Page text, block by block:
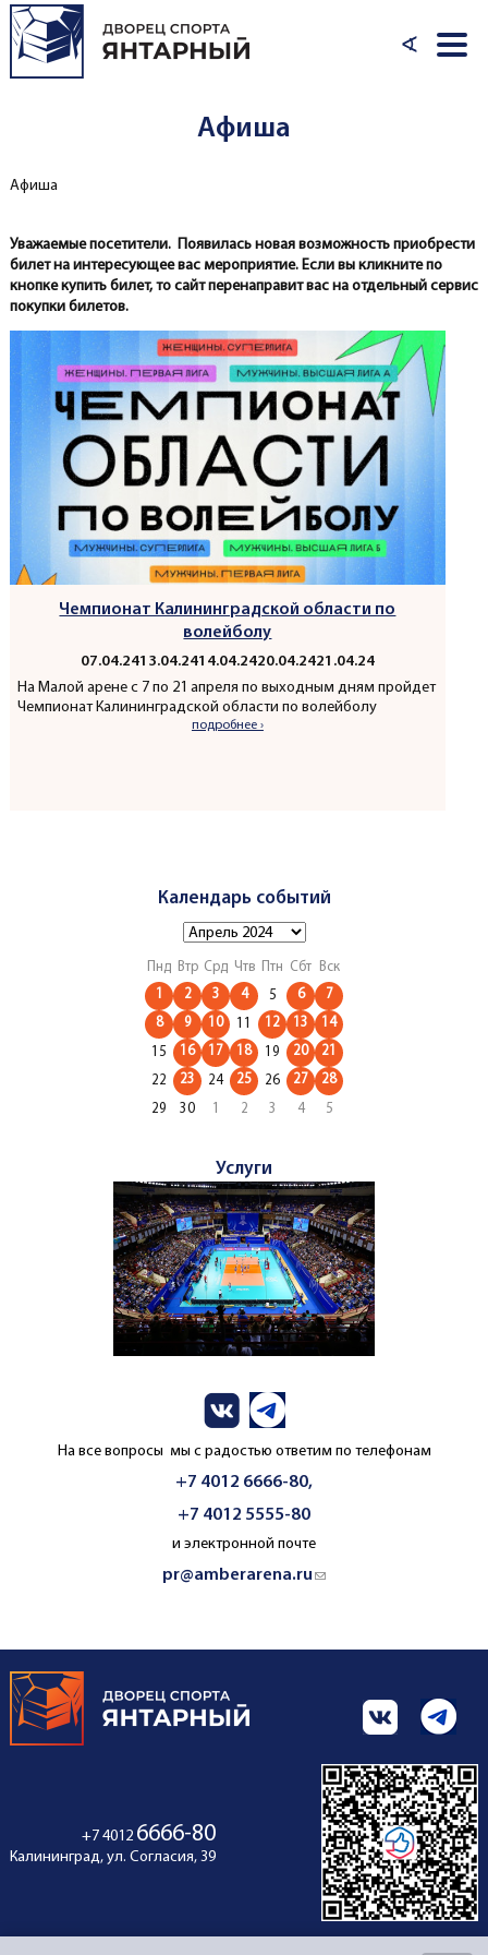
Перейти к основному содержанию
∢
Афиша
Вы здесь
Афиша
Уважаемые посетители. Появилась новая возможность приобрести
билет на интересующее вас мероприятие. Если вы кликните по
кнопке купить билет, то сайт перенаправит вас на отдельный сервис
покупки билетов.
Чемпионат Калининградской области по
волейболу
07.04.2413.04.2414.04.2420.04.2421.04.24
На Малой арене с 7 по 21 апреля по выходным дням пройдет
Чемпионат Калининградской области по волейболу
подробнее ›
Календарь событий
Пнд Втр Срд Чтв Птн Сбт
Вск
1
2 3 4 5 6
7
8
9 10 12 13 14
15 16 17 18 19 20 21
22 23 24 25 26 27 28
29 30 2 3 4 5
Услуги
На все вопросы мы с радостью ответим по телефонам
+7 4012 6666-80,
+7 4012 5555-80
и электронной почте
pr@amberarena.ru(link sends e-mail)
+7 4012 6666-80
Калининград, ул. Согласия, 39